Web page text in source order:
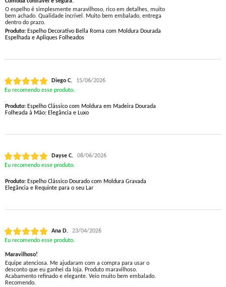
O espelho é simplesmente maravilhoso, rico em detalhes, muito
bem achado. Qualidade incrível. Muito bem embalado, entrega
dentro do prazo.
Produto:Espelho Decorativo Bella Roma com Moldura Dourada
Espelhada e Apliques Folheados
Diego C.
15/06/2026
Eu recomendo esse produto.
Produto:Espelho Clássico com Moldura em Madeira Dourada
Folheada à Mão: Elegância e Luxo
Dayse C.
08/06/2026
Eu recomendo esse produto.
Produto:Espelho Clássico Dourado com Moldura Gravada
Elegância e Requinte para o seu Lar
Ana D.
23/04/2026
Eu recomendo esse produto.
Maravilhoso!
Equipe atenciosa. Me ajudaram com a compra para usar o
desconto que eu ganhei da loja. Produto maravilhoso.
Acabamento refinado e elegante. Veio muito bem embalado.
Recomendo.